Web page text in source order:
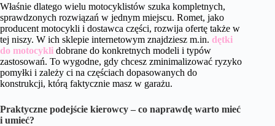
Właśnie dlatego wielu motocyklistów szuka kompletnych,
sprawdzonych rozwiązań w jednym miejscu. Romet, jako
producent motocykli i dostawca części, rozwija ofertę także w
tej niszy. W ich sklepie internetowym znajdziesz m.in. dętki
do motocykli dobrane do konkretnych modeli i typów
zastosowań. To wygodne, gdy chcesz zminimalizować ryzyko
pomyłki i zależy ci na częściach dopasowanych do
konstrukcji, którą faktycznie masz w garażu.
Praktyczne podejście kierowcy – co naprawdę warto mieć
i umieć?